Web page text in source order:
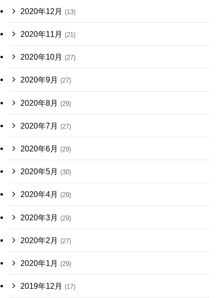
2020年12月 (13)
2020年11月 (21)
2020年10月 (27)
2020年9月 (27)
2020年8月 (29)
2020年7月 (27)
2020年6月 (29)
2020年5月 (30)
2020年4月 (29)
2020年3月 (29)
2020年2月 (27)
2020年1月 (29)
2019年12月 (17)